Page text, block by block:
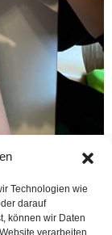
Technologien wie
darauf
können wir Daten
verarbeiten.